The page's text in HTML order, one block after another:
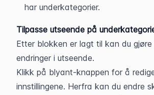
har underkategorier.
Tilpasse utseende på
Etter blokken er lagt til kan du gjøre
endringer i utseende.
Klikk på blyant-knappen for å
innstillingene. Herfra kan du endre